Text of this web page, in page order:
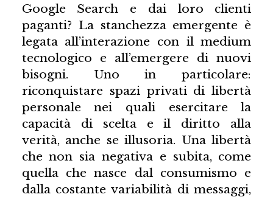
Google Search e dai loro clienti
paganti? La stanchezza emergente è
legata all’interazione con il medium
tecnologico e all’emergere di nuovi
bisogni. Uno in particolare:
riconquistare spazi privati di libertà
personale nei quali esercitare la
capacità di scelta e il diritto alla
verità, anche se illusoria. Una libertà
che non sia negativa e subita, come
quella che nasce dal consumismo e
dalla costante variabilità di messaggi,